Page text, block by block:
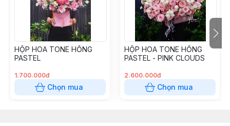
HỘP HOA TONE HỒNG
PASTEL
1.700.000đ
Chọn mua
HỘP HOA TONE HỒNG
PASTEL - PINK CLOUDS
2.600.000đ
Chọn mua